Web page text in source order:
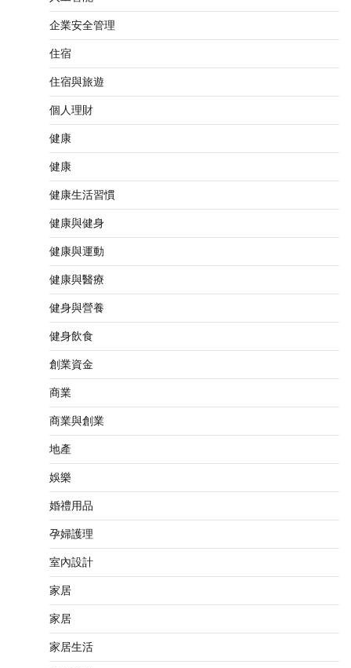
企業安全管理
住宿
住宿與旅遊
個人理財
健康
健康
健康生活習慣
健康與健身
健康與運動
健康與醫療
健身與營養
健身飲食
創業資金
商業
商業與創業
地產
娛樂
婚禮用品
孕婦護理
室內設計
家居
家居
家居生活